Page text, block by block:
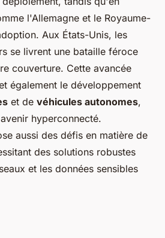
l'Allemagne et le Royaume-
Aux États-Unis, les
se livrent une bataille féroce
couverture. Cette avancée
également le développement
et de véhicules autonomes,
hyperconnecté.
aussi des défis en matière de
des solutions robustes
et les données sensibles